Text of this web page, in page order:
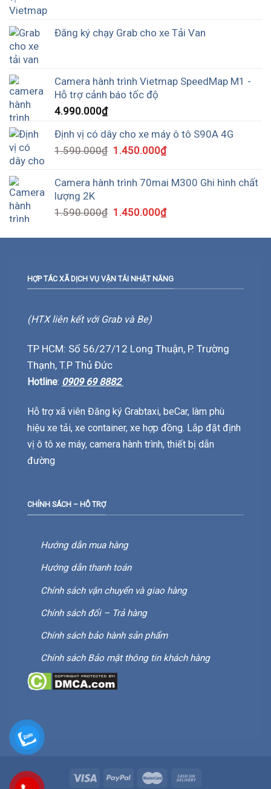
Đăng ký chạy Grab cho xe Tải Van
Camera hành trình Vietmap SpeedMap M1 -
Hỗ trợ cảnh báo tốc độ
4.990.000₫
Định vị có dây cho xe máy ô tô S90A 4G
1.590.000₫ 1.450.000₫
Camera hành trình 70mai M300 Ghi hình chất
lượng 2K
1.590.000₫ 1.450.000₫
HỢP TÁC XÃ DỊCH VỤ VẬN TẢI NHẬT NĂNG
(HTX liên kết với Grab và Be)
TP HCM: Số 56/27/12 Long Thuận, P. Trường
Thạnh, T.P Thủ Đức
Hotline: 0909 69 8882
Hỗ trợ xã viên Đăng ký Grabtaxi, beCar, làm phù
hiệu xe tải, xe container, xe hợp đồng. Lắp đặt định
vị ô tô xe máy, camera hành trình, thiết bị dẫn
đường
CHÍNH SÁCH – HỖ TRỢ
Hướng dẫn mua hàng
Hướng dẫn thanh toán
Chính sách vận chuyển và giao hàng
Chính sách đổi – Trả hàng
Chính sách bảo hành sản phẩm
Chính sách Bảo mật thông tin khách hàng